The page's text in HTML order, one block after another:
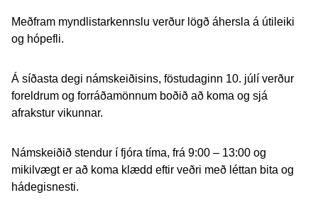
Meðfram myndlistarkennslu verður lögð áhersla á útileiki
og hópefli.
Á síðasta degi námskeiðisins, föstudaginn 10. júlí verður
foreldrum og forráðamönnum boðið að koma og sjá
afrakstur vikunnar.
Námskeiðið stendur í fjóra tíma, frá 9:00 – 13:00 og
mikilvægt er að koma klædd eftir veðri með léttan bita og
hádegisnesti.